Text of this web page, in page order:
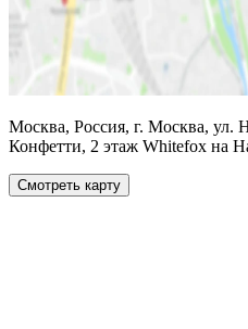
Москва, Россия, г. Москва, ул.
Конфетти, 2 этаж Whitefox на
Смотреть карту